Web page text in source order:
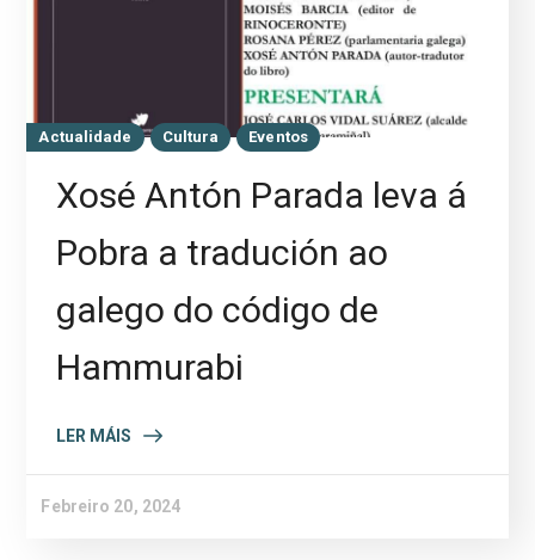
Actualidade Cultura Eventos
Xosé Antón Parada leva á
Pobra a tradución ao
galego do código de
Hammurabi
LER MÁIS
Febreiro 20, 2024